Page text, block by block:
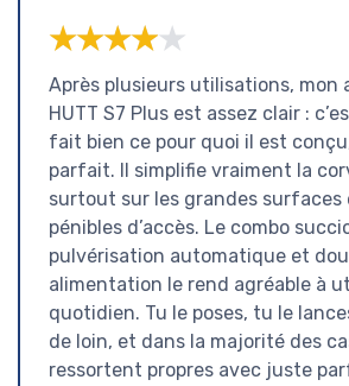
★★★★★
★★★★★
Après plusieurs utilisations, mon
HUTT S7 Plus est assez clair :
fait bien ce pour quoi il est
parfait. Il simplifie vraiment la
surtout sur les grandes surfaces
pénibles d’accès. Le combo
pulvérisation automatique et
alimentation le rend agréable à
quotidien. Tu le poses, tu le
de loin, et dans la majorité des
ressortent propres avec juste